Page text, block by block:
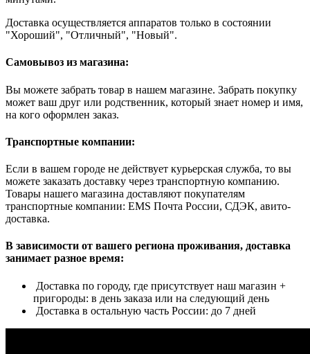
Доставка осуществляется аппаратов только в состоянии
"Хороший", "Отличный", "Новый".
Самовывоз из магазина:
Вы можете забрать товар в нашем магазине. Забрать покупку
может ваш друг или родственник, который знает номер и имя,
на кого оформлен заказ.
Транспортные компании:
Если в вашем городе не действует курьерская служба, то вы
можете заказать доставку через транспортную компанию.
Товары нашего магазина доставляют покупателям
транспортные компании: EMS Почта России, СДЭК, авито-
доставка.
В зависимости от вашего региона проживания, доставка
занимает разное время:
Доставка по городу, где присутствует наш магазин +
пригороды: в день заказа или на следующий день
Доставка в остальную часть России: до 7 дней